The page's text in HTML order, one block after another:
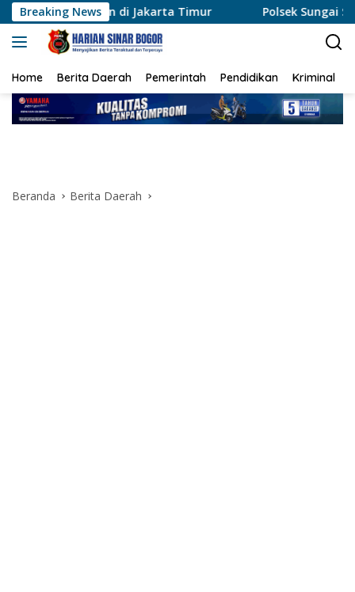
Langsung
ke
konten
Breaking News
di Jakarta Timur Polsek Sungai Sembilan Ungkap
Home Berita Daerah Pemerintah Pendidikan Kriminal
Beranda Berita Daerah